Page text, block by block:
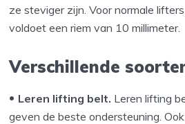
ze steviger zijn. Voor normale
voldoet een riem van 10 millimeter.
Verschillende
Leren lifting belt. Leren lifting
geven de beste ondersteuning.